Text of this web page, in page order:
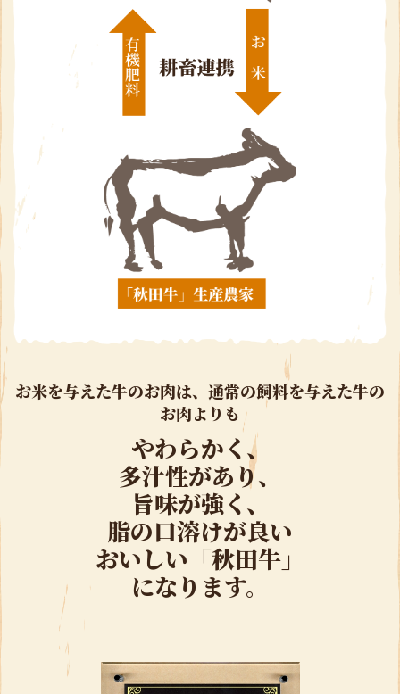
お米を与えた牛のお肉は、通常の飼料を与えた牛の
お肉よりも
やわらかく、
多汁性があり、
旨味が強く、
脂の口溶けが良い
おいしい「秋田牛」
になります。